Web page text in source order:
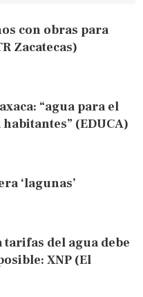
con obras para
Zacatecas)
“agua para el
(EDUCA)
‘lagunas’
tarifas del agua debe
XNP (El